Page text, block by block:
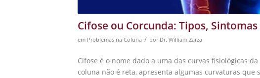
Cifose ou Corcunda: Tipos,
em Problemas na Coluna / por Dr. William Zarza
Cifose é o nome dado a uma das curvas fisiológicas
coluna não é reta, apresenta algumas curvaturas que